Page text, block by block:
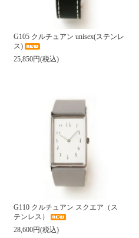
G105 クルチュアン unisex(ステンレ
ス)
25,850円(税込)
G110 クルチュアン スクエア（ス
テンレス）
28,600円(税込)